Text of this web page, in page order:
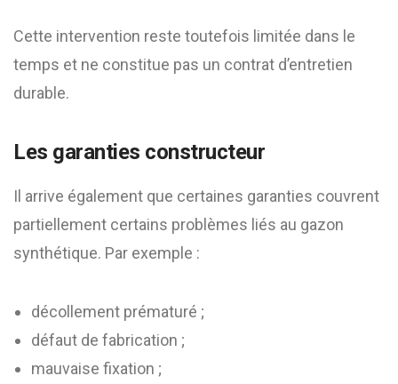
Cette intervention reste toutefois limitée dans le
temps et ne constitue pas un contrat d’entretien
durable.
Les garanties constructeur
Il arrive également que certaines garanties couvrent
partiellement certains problèmes liés au gazon
synthétique. Par exemple :
décollement prématuré ;
défaut de fabrication ;
mauvaise fixation ;